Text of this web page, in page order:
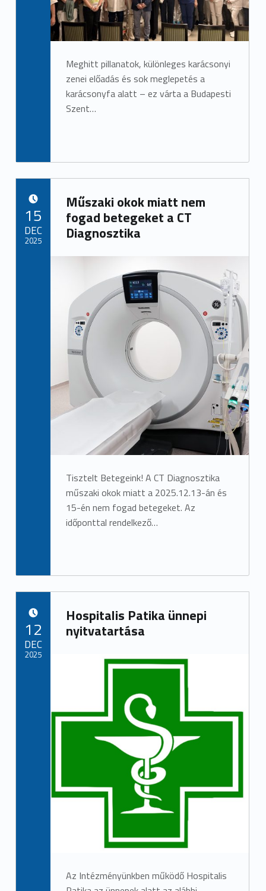
Meghitt pillanatok, különleges karácsonyi
zenei előadás és sok meglepetés a
karácsonyfa alatt – ez várta a Budapesti
Szent…
Műszaki okok miatt nem
fogad betegeket a CT
Diagnosztika
Tisztelt Betegeink! A CT Diagnosztika
műszaki okok miatt a 2025.12.13-án és
15-én nem fogad betegeket. Az
időponttal rendelkező…
15
DEC
2025
Hospitalis Patika ünnepi
nyitvatartása
Az Intézményünkben működő Hospitalis
12
DEC
2025